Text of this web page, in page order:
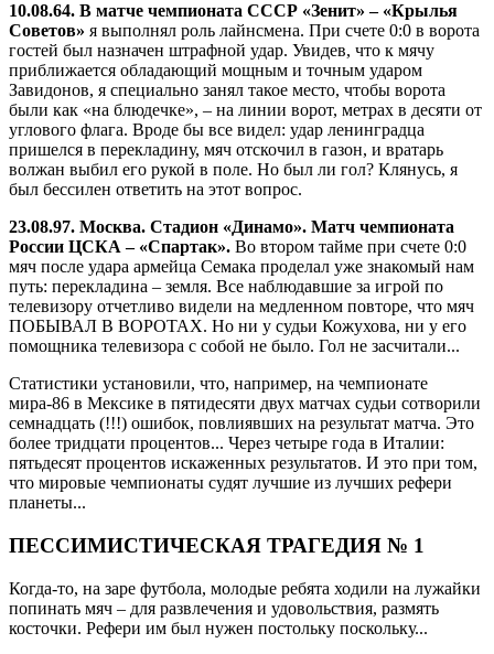
10.08.64. В матче чемпионата СССР «Зенит» – «Крылья
Советов» я выполнял роль лайнсмена. При счете 0:0 в ворота
гостей был назначен штрафной удар. Увидев, что к мячу
приближается обладающий мощным и точным ударом
Завидонов, я специально занял такое место, чтобы ворота
были как «на блюдечке», – на линии ворот, метрах в десяти от
углового флага. Вроде бы все видел: удар ленинградца
пришелся в перекладину, мяч отскочил в газон, и вратарь
волжан выбил его рукой в поле. Но был ли гол? Клянусь, я
был бессилен ответить на этот вопрос.
23.08.97. Москва. Стадион «Динамо». Матч чемпионата
России ЦСКА – «Спартак». Во втором тайме при счете 0:0
мяч после удара армейца Семака проделал уже знакомый нам
путь: перекладина – земля. Все наблюдавшие за игрой по
телевизору отчетливо видели на медленном повторе, что мяч
ПОБЫВАЛ В ВОРОТАХ. Но ни у судьи Кожухова, ни у его
помощника телевизора с собой не было. Гол не засчитали...
Статистики установили, что, например, на чемпионате
мира-86 в Мексике в пятидесяти двух матчах судьи сотворили
семнадцать (!!!) ошибок, повлиявших на результат матча. Это
более тридцати процентов... Через четыре года в Италии:
пятьдесят процентов искаженных результатов. И это при том,
что мировые чемпионаты судят лучшие из лучших рефери
планеты...
ПЕССИМИСТИЧЕСКАЯ ТРАГЕДИЯ № 1
Когда-то, на заре футбола, молодые ребята ходили на лужайки
попинать мяч – для развлечения и удовольствия, размять
косточки. Рефери им был нужен постольку поскольку...